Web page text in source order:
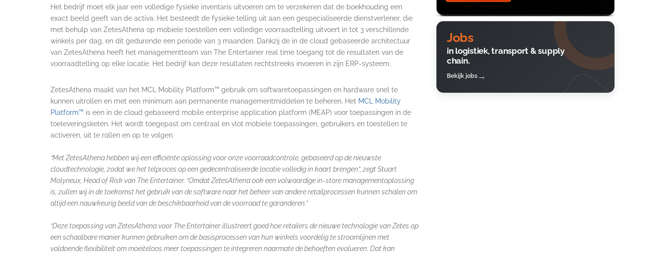
Het bedrijf moet elk jaar een volledige fysieke inventaris uitvoeren om te verzekeren dat de boekhouding een
exact beeld geeft van de activa. Het besteedt de fysieke telling uit aan een gespecialiseerde dienstverlener, die
met behulp van ZetesAthena op mobiele toestellen een volledige voorraadtelling uitvoert in tot 3 verschillende
winkels per dag, en dit gedurende een periode van 3 maanden. Dankzij de in de cloud gebaseerde architectuur
van ZetesAthena heeft het managementteam van The Entertainer real time toegang tot de resultaten van de
voorraadtelling op elke locatie. Het bedrijf kan deze resultaten rechtstreeks invoeren in zijn ERP-systeem.
ZetesAthena maakt van het MCL Mobility Platform™ gebruik om softwaretoepassingen en hardware snel te
kunnen uitrollen en met een minimum aan permanente managementmiddelen te beheren. Het MCL Mobility
Platform™ is een in de cloud gebaseerd mobile enterprise application platform (MEAP) voor toepassingen in de
toeleveringsketen. Het wordt toegepast om centraal en vlot mobiele toepassingen, gebruikers en toestellen te
activeren, uit te rollen en op te volgen.
“Met ZetesAthena hebben wij een efficiënte oplossing voor onze voorraadcontrole, gebaseerd op de nieuwste
cloudtechnologie, zodat we het telproces op een gedecentraliseerde locatie volledig in kaart brengen”, zegt Stuart
Molyneux, Head of Risk van The Entertainer. “Omdat ZetesAthena ook een volwaardige in-store managementoplossing
is, zullen wij in de toekomst het gebruik van de software naar het beheer van andere retailprocessen kunnen schalen om
altijd een nauwkeurig beeld van de beschikbaarheid van de voorraad te garanderen.”
“Deze toepassing van ZetesAthena voor The Entertainer illustreert goed hoe retailers de nieuwe technologie van Zetes op
een schaalbare manier kunnen gebruiken om de basisprocessen van hun winkels voordelig te stroomlijnen met
voldoende flexibiliteit om moeiteloos meer toepassingen te integreren naarmate de behoeften evolueren. Dat kan
Jobs
in logistiek, transport & supply
chain.
Bekijk jobs